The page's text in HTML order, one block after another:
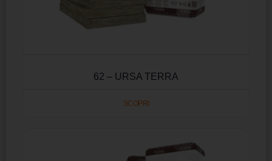
62 – URSA TERRA
SCOPRI